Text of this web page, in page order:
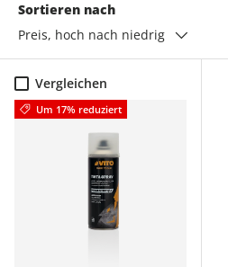
Sortieren nach
Preis, hoch nach niedrig
Vergleichen
Um 17% reduziert